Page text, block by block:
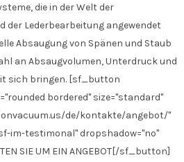
die in der Welt der
der Lederbearbeitung angewendet
Absaugung von Spänen und Staub
an Absaugvolumen, Unterdruck und
sich bringen. [sf_button
bordered" size="standard"
de/kontakte/angebot/"
im-testimonal" dropshadow="no"
SIE UM EIN ANGEBOT[/sf_button]